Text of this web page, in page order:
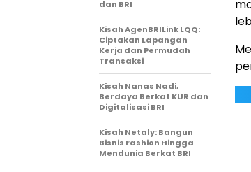
dan BRI
Kisah AgenBRILink LQQ:
Ciptakan Lapangan
Kerja dan Permudah
Transaksi
Kisah Nanas Nadi,
Berdaya Berkat KUR dan
Digitalisasi BRI
Kisah Netaly: Bangun
Bisnis Fashion Hingga
Mendunia Berkat BRI